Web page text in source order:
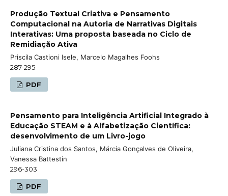
Produção Textual Criativa e Pensamento
Computacional na Autoria de Narrativas Digitais
Interativas: Uma proposta baseada no Ciclo de
Remidiação Ativa
Priscila Castioni Isele, Marcelo Magalhes Foohs
287-295
PDF
Pensamento para Inteligência Artificial Integrado à
Educação STEAM e à Alfabetização Científica:
desenvolvimento de um Livro-jogo
Juliana Cristina dos Santos, Márcia Gonçalves de Oliveira,
Vanessa Battestin
296-303
PDF